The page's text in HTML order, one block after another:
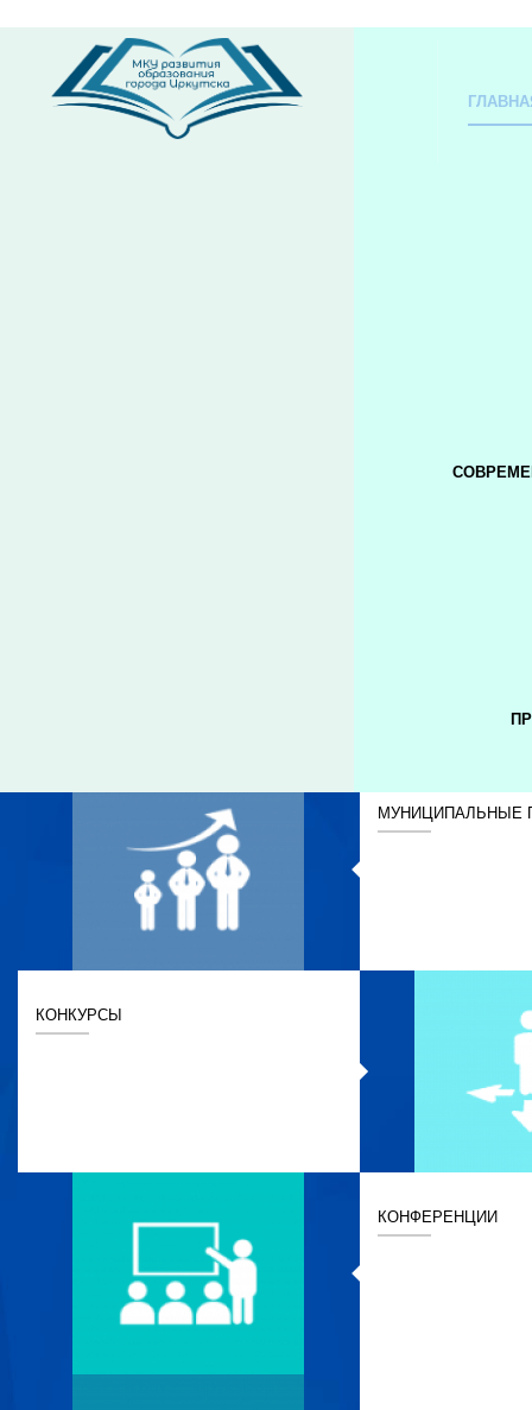
МУНИЦИПАЛЬНЫЕ
КОНКУРСЫ
КОНФЕРЕНЦИИ